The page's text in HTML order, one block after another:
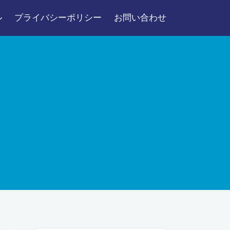
プライバシーポリシー お問い合わせ